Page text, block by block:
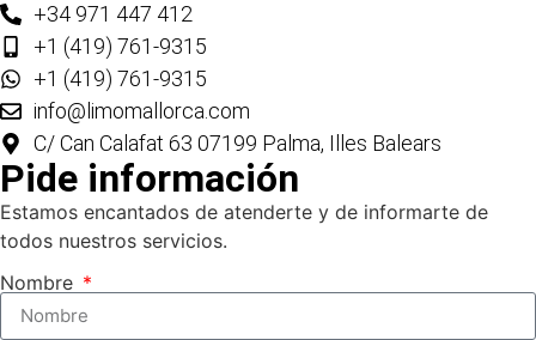
+34 971 447 412
+1 (419) 761-9315
+1 (419) 761-9315
info@limomallorca.com
C/ Can Calafat 63 07199 Palma, Illes Balears
Pide información
Estamos encantados de atenderte y de informarte de
todos nuestros servicios.
Nombre